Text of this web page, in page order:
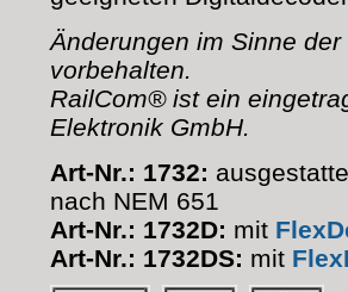
Änderungen im Sinne
vorbehalten.
RailCom® ist ein
Elektronik GmbH.
Art-Nr.: 1732:
nach NEM 651
Art-Nr.: 1732D: mit
Art-Nr.: 1732DS: mit